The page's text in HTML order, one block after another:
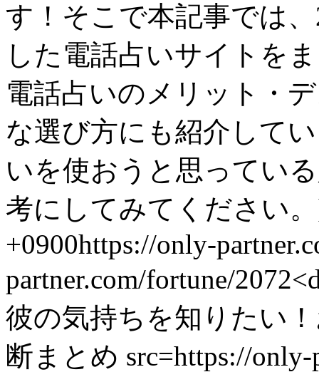
す！そこで本記事では
した電話占いサイトを
電話占いのメリット・
な選び方にも紹介して
いを使おうと思ってい
考にしてみてください
+0900https://only-
partner.com/fortune/2072
彼の気持ちを知りたい
断まとめ src=https://only-